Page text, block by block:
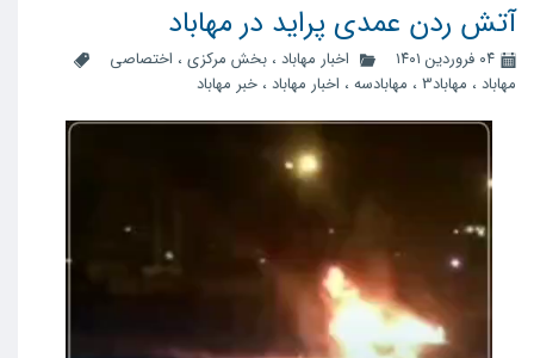
آتش ردن عمدی پراید در مهاباد
۰۴ فروردین ۱۴۰۱ اخبار مهاباد ، بخش مرکزی ، اختصاصی
مهاباد ، مهاباد3 ، مهابادسه ، اخبار مهاباد ، خبر مهاباد